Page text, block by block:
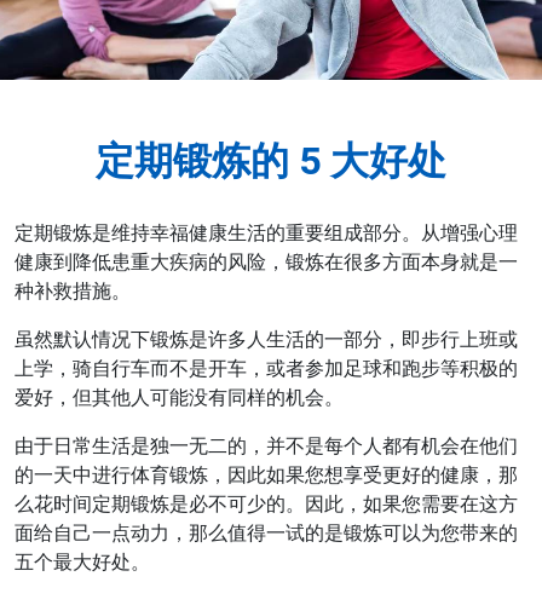
定期锻炼的 5 大好处
定期锻炼是维持幸福健康生活的重要组成部分。从增强心理
健康到降低患重大疾病的风险，锻炼在很多方面本身就是一
种补救措施。
虽然默认情况下锻炼是许多人生活的一部分，即步行上班或
上学，骑自行车而不是开车，或者参加足球和跑步等积极的
爱好，但其他人可能没有同样的机会。
由于日常生活是独一无二的，并不是每个人都有机会在他们
的一天中进行体育锻炼，因此如果您想享受更好的健康，那
么花时间定期锻炼是必不可少的。因此，如果您需要在这方
面给自己一点动力，那么值得一试的是锻炼可以为您带来的
五个最大好处。